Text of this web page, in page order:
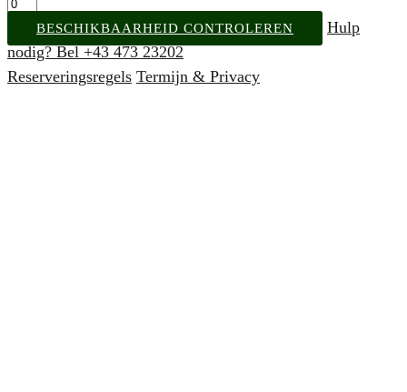
BESCHIKBAARHEID CONTROLEREN
Hulp
nodig? Bel +43 473 23202
Reserveringsregels Termijn & Privacy